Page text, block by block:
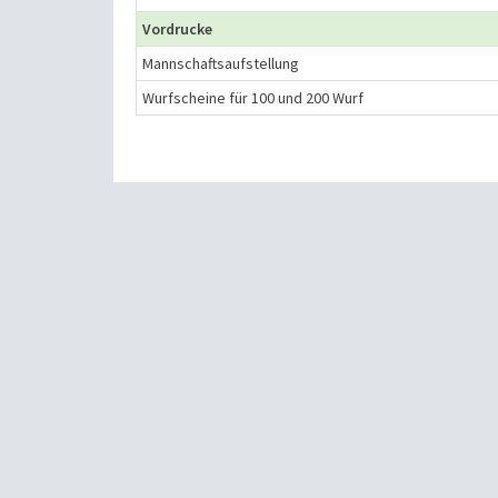
Vordrucke
Mannschaftsaufstellung
Wurfscheine für 100 und 200 Wurf